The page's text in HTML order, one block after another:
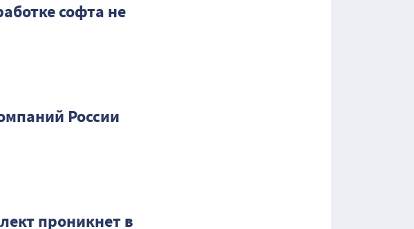
софта не
России
проникнет в